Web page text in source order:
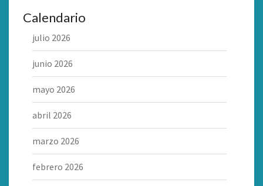
Calendario
julio 2026
junio 2026
mayo 2026
abril 2026
marzo 2026
febrero 2026